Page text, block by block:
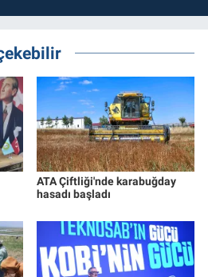
ATA Çiftliği'nde karabuğday
hasadı başladı